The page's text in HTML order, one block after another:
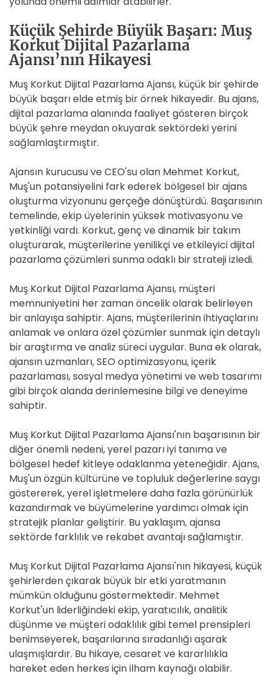
Küçük Şehirde Büyük Başarı: Muş
Korkut Dijital Pazarlama
Ajansı’nın Hikayesi
Muş Korkut Dijital Pazarlama Ajansı, küçük bir şehirde
büyük başarı elde etmiş bir örnek hikayedir. Bu ajans,
dijital pazarlama alanında faaliyet gösteren birçok
büyük şehre meydan okuyarak sektördeki yerini
sağlamlaştırmıştır.
Ajansın kurucusu ve CEO'su olan Mehmet Korkut,
Muş'un potansiyelini fark ederek bölgesel bir ajans
oluşturma vizyonunu gerçeğe dönüştürdü. Başarısının
temelinde, ekip üyelerinin yüksek motivasyonu ve
yetkinliği vardı. Korkut, genç ve dinamik bir takım
oluşturarak, müşterilerine yenilikçi ve etkileyici dijital
pazarlama çözümleri sunma odaklı bir strateji izledi.
Muş Korkut Dijital Pazarlama Ajansı, müşteri
memnuniyetini her zaman öncelik olarak belirleyen
bir anlayışa sahiptir. Ajans, müşterilerinin ihtiyaçlarını
anlamak ve onlara özel çözümler sunmak için detaylı
bir araştırma ve analiz süreci uygular. Buna ek olarak,
ajansın uzmanları, SEO optimizasyonu, içerik
pazarlaması, sosyal medya yönetimi ve web tasarımı
gibi birçok alanda derinlemesine bilgi ve deneyime
sahiptir.
Muş Korkut Dijital Pazarlama Ajansı'nın başarısının bir
diğer önemli nedeni, yerel pazarı iyi tanıma ve
bölgesel hedef kitleye odaklanma yeteneğidir. Ajans,
Muş'un özgün kültürüne ve topluluk değerlerine saygı
göstererek, yerel işletmelere daha fazla görünürlük
kazandırmak ve büyümelerine yardımcı olmak için
stratejik planlar geliştirir. Bu yaklaşım, ajansa
sektörde farklılık ve rekabet avantajı sağlamıştır.
Muş Korkut Dijital Pazarlama Ajansı'nın hikayesi, küçük
şehirlerden çıkarak büyük bir etki yaratmanın
mümkün olduğunu göstermektedir. Mehmet
Korkut'un liderliğindeki ekip, yaratıcılık, analitik
düşünme ve müşteri odaklılık gibi temel prensipleri
benimseyerek, başarılarına sıradanlığı aşarak
ulaşmışlardır. Bu hikaye, cesaret ve kararlılıkla
hareket eden herkes için ilham kaynağı olabilir.